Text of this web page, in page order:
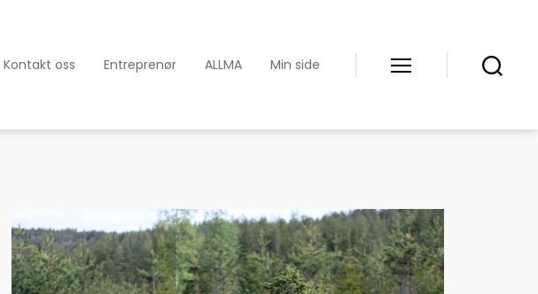
Kontakt oss Entreprenør ALLMA Min side